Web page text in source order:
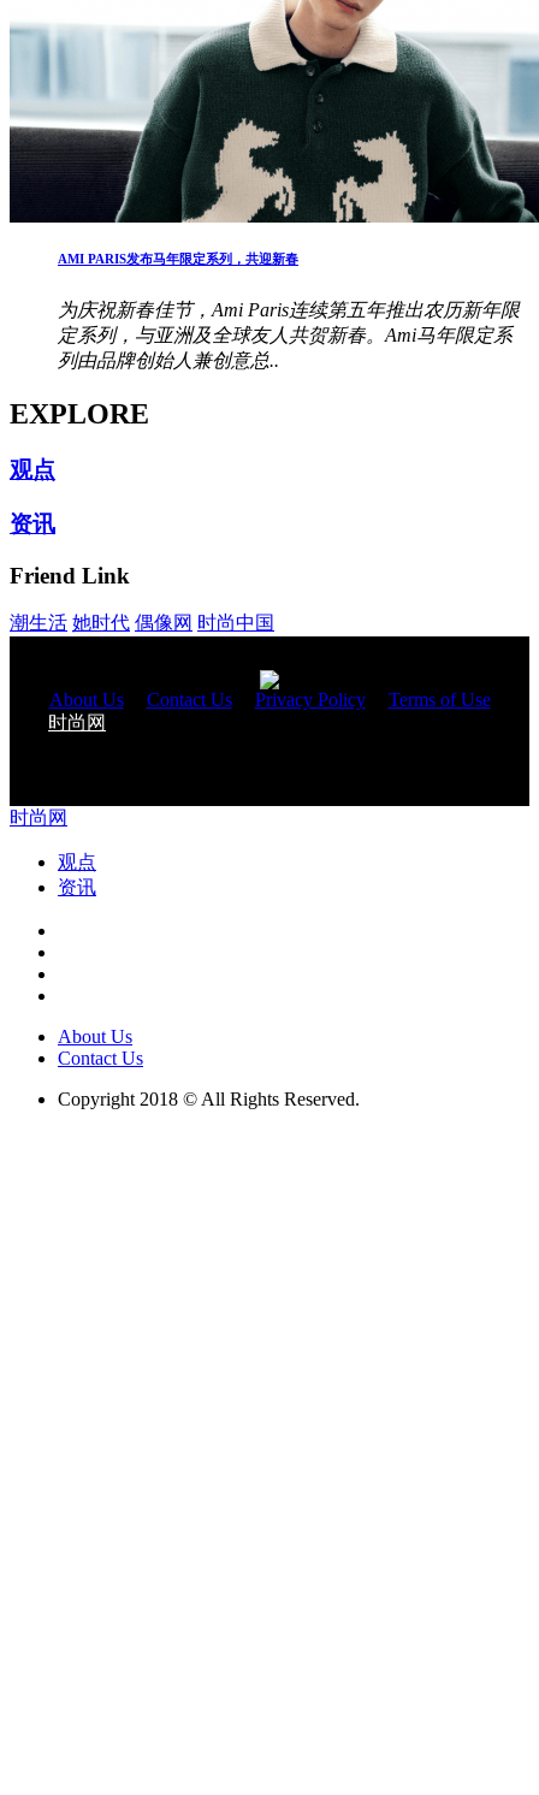
AMI PARIS发布马年限定系列，共迎新春
为庆祝新春佳节，Ami Paris连续第五年推出农历新年限
定系列，与亚洲及全球友人共贺新春。Ami马年限定系
列由品牌创始人兼创意总..
EXPLORE
观点
资讯
Friend Link
潮生活 她时代 偶像网 时尚中国
About Us| Contact Us| Privacy Policy| Terms of Use
时尚网
时尚网
观点
资讯
About Us
Contact Us
Copyright 2018 © All Rights Reserved.